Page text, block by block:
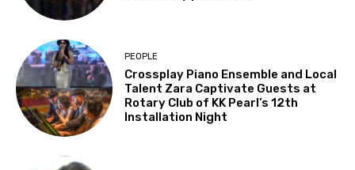
PEOPLE
Crossplay Piano Ensemble and Local
Talent Zara Captivate Guests at
Rotary Club of KK Pearl’s 12th
Installation Night